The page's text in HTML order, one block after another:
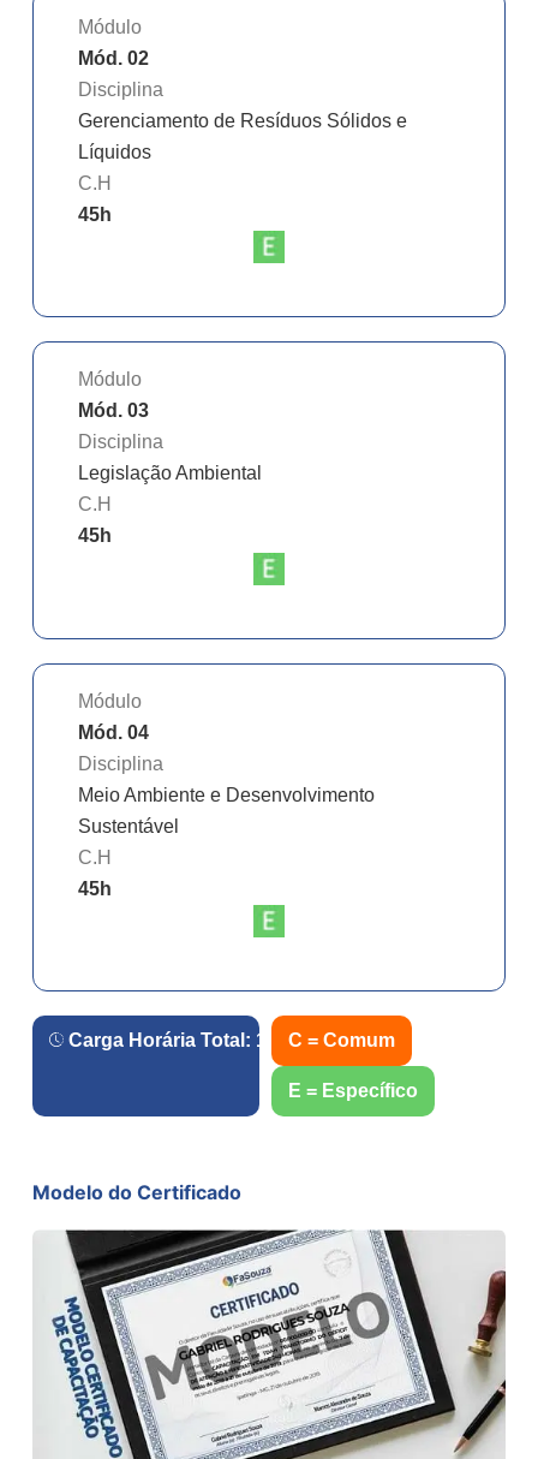
Módulo
Mód. 02
Disciplina
Gerenciamento de Resíduos Sólidos e
Líquidos
C.H
45h
Módulo
Mód. 03
Disciplina
Legislação Ambiental
C.H
45h
Módulo
Mód. 04
Disciplina
Meio Ambiente e Desenvolvimento
Sustentável
C.H
45h
Carga Horária Total: 180 h.
C = Comum
E = Específico
Modelo do Certificado